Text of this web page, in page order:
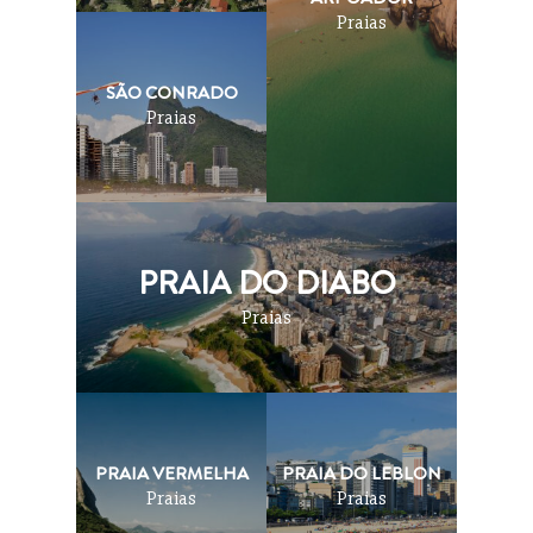
Praias
SÃO CONRADO
Praias
PRAIA DO DIABO
Praias
PRAIA VERMELHA
Praias
PRAIA DO LEBLON
Praias